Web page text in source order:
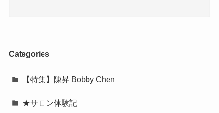
Categories
【特集】陳昇 Bobby Chen
★サロン体験記